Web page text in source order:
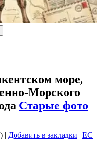
море,
Морского
Старые фото
| Добавить в закладки | EC